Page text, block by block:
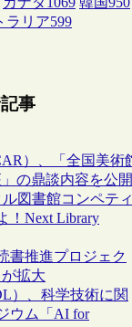
ラリア599
事
）、「全国美術
の鼎談内容を公開
図書館コンペティ
！Next Library
書推進プロジェク
拡大
）、科学技術に関
ウム「AI for